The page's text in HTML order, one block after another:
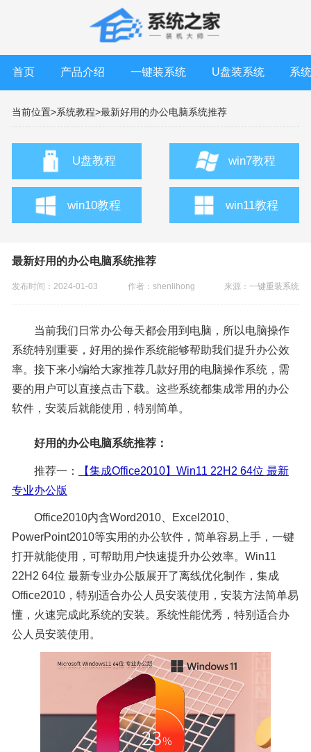
首页 产品介绍 一键装系统 U盘装系统 系
当前位置>系统教程>最新好用的办公电脑系统推荐
U盘教程 win7教程
win10教程 win11教程
最新好用的办公电脑系统推荐
发布时间：2024-01-03 作者：shenlihong 来源：一键重装系统
当前我们日常办公每天都会用到电脑，所以电脑操作
系统特别重要，好用的操作系统能够帮助我们提升办公效
率。接下来小编给大家推荐几款好用的电脑操作系统，需
要的用户可以直接点击下载。这些系统都集成常用的办公
软件，安装后就能使用，特别简单。
好用的办公电脑系统推荐：
推荐一：
【集成Office2010】Win11 22H2 64位 最新
专业办公版
Office2010内含Word2010、Excel2010、
PowerPoint2010等实用的办公软件，简单容易上手，一键
打开就能使用，可帮助用户快速提升办公效率。Win11
22H2 64位 最新专业办公版展开了离线优化制作，集成
Office2010，特别适合办公人员安装使用，安装方法简单易
懂，火速完成此系统的安装。系统性能优秀，特别适合办
公人员安装使用。